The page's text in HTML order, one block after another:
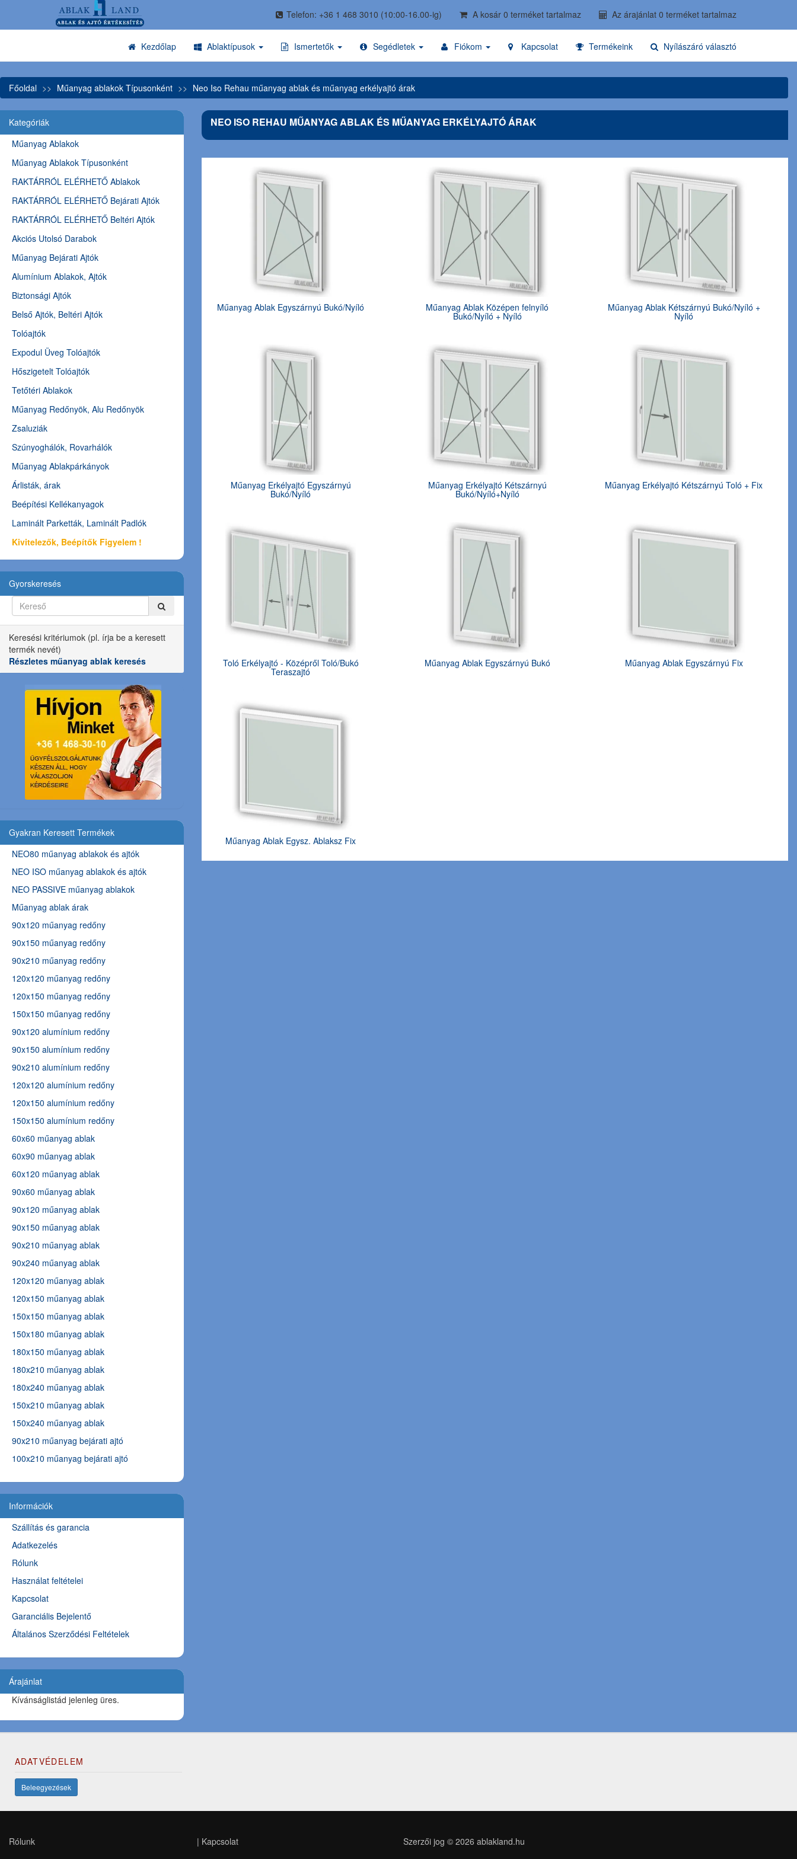
Telefon: +36 1 468 3010 (10:00-16.00-ig) A kosár 0 terméket tartalmaz Az árajánlat 0 terméket tartalmaz
Kezdőlap Ablaktípusok Ismertetők Segédletek Fiókom Kapcsolat Termékeink Nyílászáró választó
Főoldal Műanyag ablakok Típusonként Neo Iso Rehau műanyag ablak és műanyag erkélyajtó árak
NEO ISO REHAU MŰANYAG ABLAK ÉS MŰANYAG ERKÉLYAJTÓ ÁRAK
Műanyag Ablak Egyszárnyú Bukó/Nyíló Műanyag Ablak Középen felnyíló
Bukó/Nyíló + Nyíló
Műanyag Ablak Kétszárnyú Bukó/Nyíló +
Nyíló
Műanyag Erkélyajtó Egyszárnyú
Bukó/Nyíló
Műanyag Erkélyajtó Kétszárnyú
Bukó/Nyíló+Nyíló
Műanyag Erkélyajtó Kétszárnyú Toló + Fix
Toló Erkélyajtó - Középről Toló/Bukó
Teraszajtó
Műanyag Ablak Egyszárnyú Bukó Műanyag Ablak Egyszárnyú Fix
Műanyag Ablak Egysz. Ablaksz Fix
Kategóriák
Műanyag Ablakok
Műanyag Ablakok Típusonként
RAKTÁRRÓL ELÉRHETŐ Ablakok
RAKTÁRRÓL ELÉRHETŐ Bejárati Ajtók
RAKTÁRRÓL ELÉRHETŐ Beltéri Ajtók
Akciós Utolsó Darabok
Műanyag Bejárati Ajtók
Alumínium Ablakok, Ajtók
Biztonsági Ajtók
Belső Ajtók, Beltéri Ajtók
Tolóajtók
Expodul Üveg Tolóajtók
Hőszigetelt Tolóajtók
Tetőtéri Ablakok
Műanyag Redőnyök, Alu Redőnyök
Zsaluziák
Szúnyoghálók, Rovarhálók
Műanyag Ablakpárkányok
Árlisták, árak
Beépítési Kellékanyagok
Laminált Parketták, Laminált Padlók
Kivitelezők, Beépítők Figyelem !
Gyorskeresés
Keresési kritériumok (pl. írja be a keresett
termék nevét)
Részletes műanyag ablak keresés
Gyakran Keresett Termékek
NEO80 műanyag ablakok és ajtók
NEO ISO műanyag ablakok és ajtók
NEO PASSIVE műanyag ablakok
Műanyag ablak árak
90x120 műanyag redőny
90x150 műanyag redőny
90x210 műanyag redőny
120x120 műanyag redőny
120x150 műanyag redőny
150x150 műanyag redőny
90x120 alumínium redőny
90x150 alumínium redőny
90x210 alumínium redőny
120x120 alumínium redőny
120x150 alumínium redőny
150x150 alumínium redőny
60x60 műanyag ablak
60x90 műanyag ablak
60x120 műanyag ablak
90x60 műanyag ablak
90x120 műanyag ablak
90x150 műanyag ablak
90x210 műanyag ablak
90x240 műanyag ablak
120x120 műanyag ablak
120x150 műanyag ablak
150x150 műanyag ablak
150x180 műanyag ablak
180x150 műanyag ablak
180x210 műanyag ablak
180x240 műanyag ablak
150x210 műanyag ablak
150x240 műanyag ablak
90x210 műanyag bejárati ajtó
100x210 műanyag bejárati ajtó
Információk
Szállítás és garancia
Adatkezelés
Rólunk
Használat feltételei
Kapcsolat
Garanciális Bejelentő
Általános Szerződési Feltételek
Árajánlat
Kívánságlistád jelenleg üres.
ADATVÉDELEM
Beleegyezések
Rólunk | Kapcsolat Szerzői jog © 2026 ablakland.hu